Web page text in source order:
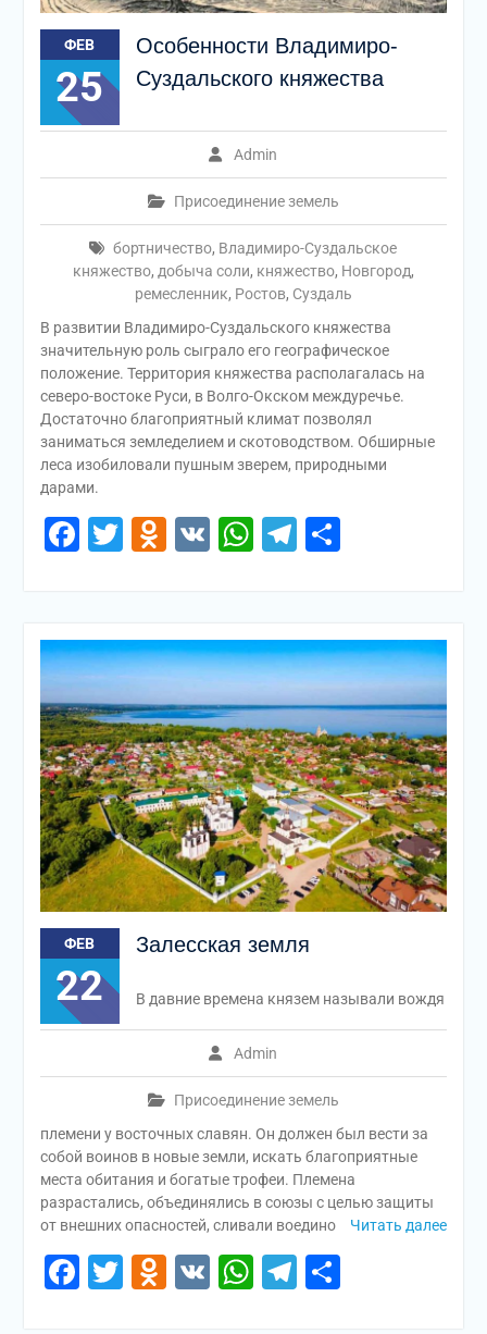
ФЕВ
25
Особенности Владимиро-
Cуздальского княжества
Admin
Присоединение земель
бортничество, Владимиро-Суздальское
княжество, добыча соли, княжество, Новгород,
ремесленник, Ростов, Суздаль
В развитии Владимиро-Суздальского княжества
значительную роль сыграло его географическое
положение. Территория княжества располагалась на
северо-востоке Руси, в Волго-Окском междуречье.
Достаточно благоприятный климат позволял
заниматься земледелием и скотоводством. Обширные
леса изобиловали пушным зверем, природными
дарами.
Facebook
Twitter
Odnoklassniki
VKWhatsApp
Telegram
ФЕВ
22
Залесская земля
Admin
Присоединение земель
В давние времена князем называли вождя
племени у восточных славян. Он должен был вести за
собой воинов в новые земли, искать благоприятные
места обитания и богатые трофеи. Племена
разрастались, объединялись в союзы с целью защиты
от внешних опасностей, сливали воедино
Читать далее
Facebook
Twitter
Odnoklassniki
VKWhatsApp
Telegram